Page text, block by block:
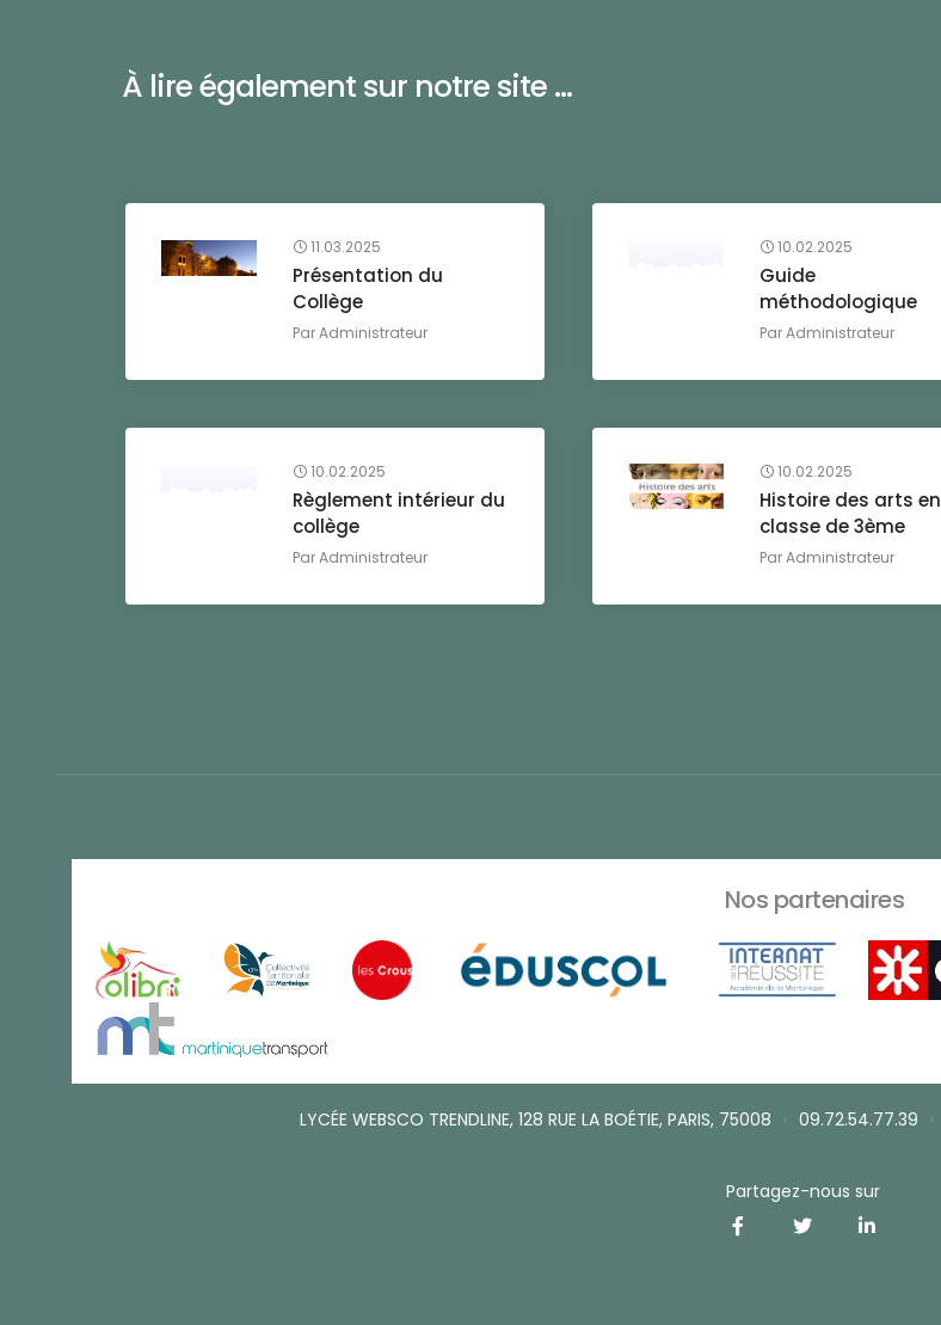
À lire également sur notre site ...
11.03.2025
Présentation du
Collège
ParAdministrateur
10.02.2025
Guide
méthodologique
ParAdministrateur
10.02.2025
Règlement intérieur du
collège
ParAdministrateur
10.02.2025
Histoire des arts en
classe de 3ème
ParAdministrateur
Nos partenaires
LYCÉE WEBSCO TRENDLINE, 128 RUE LA BOÉTIE, PARIS, 75008 • 09.72.54.77.39 •
Partagez-nous sur